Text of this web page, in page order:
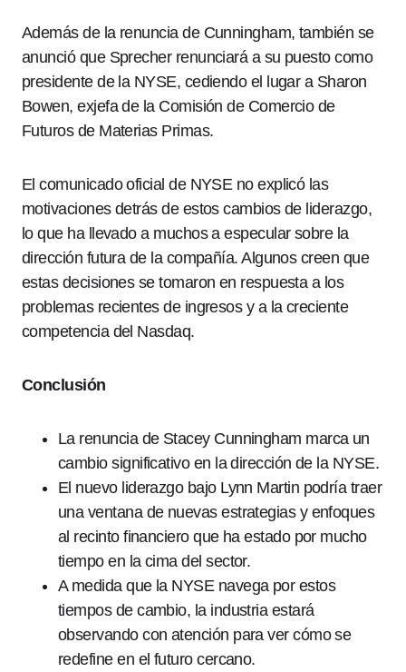
Además de la renuncia de Cunningham, también se
anunció que Sprecher renunciará a su puesto como
presidente de la NYSE, cediendo el lugar a Sharon
Bowen, exjefa de la Comisión de Comercio de
Futuros de Materias Primas.
El comunicado oficial de NYSE no explicó las
motivaciones detrás de estos cambios de liderazgo,
lo que ha llevado a muchos a especular sobre la
dirección futura de la compañía. Algunos creen que
estas decisiones se tomaron en respuesta a los
problemas recientes de ingresos y a la creciente
competencia del Nasdaq.
Conclusión
La renuncia de Stacey Cunningham marca un
cambio significativo en la dirección de la NYSE.
El nuevo liderazgo bajo Lynn Martin podría traer
una ventana de nuevas estrategias y enfoques
al recinto financiero que ha estado por mucho
tiempo en la cima del sector.
A medida que la NYSE navega por estos
tiempos de cambio, la industria estará
observando con atención para ver cómo se
redefine en el futuro cercano.